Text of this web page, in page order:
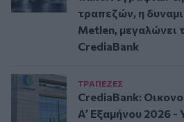
τραπεζών, η
Metlen, μεγαλώνει
CrediaBank
ΤΡAΠΕΖΕΣ
CrediaBank:
A’ Εξαμήνου 2026 -